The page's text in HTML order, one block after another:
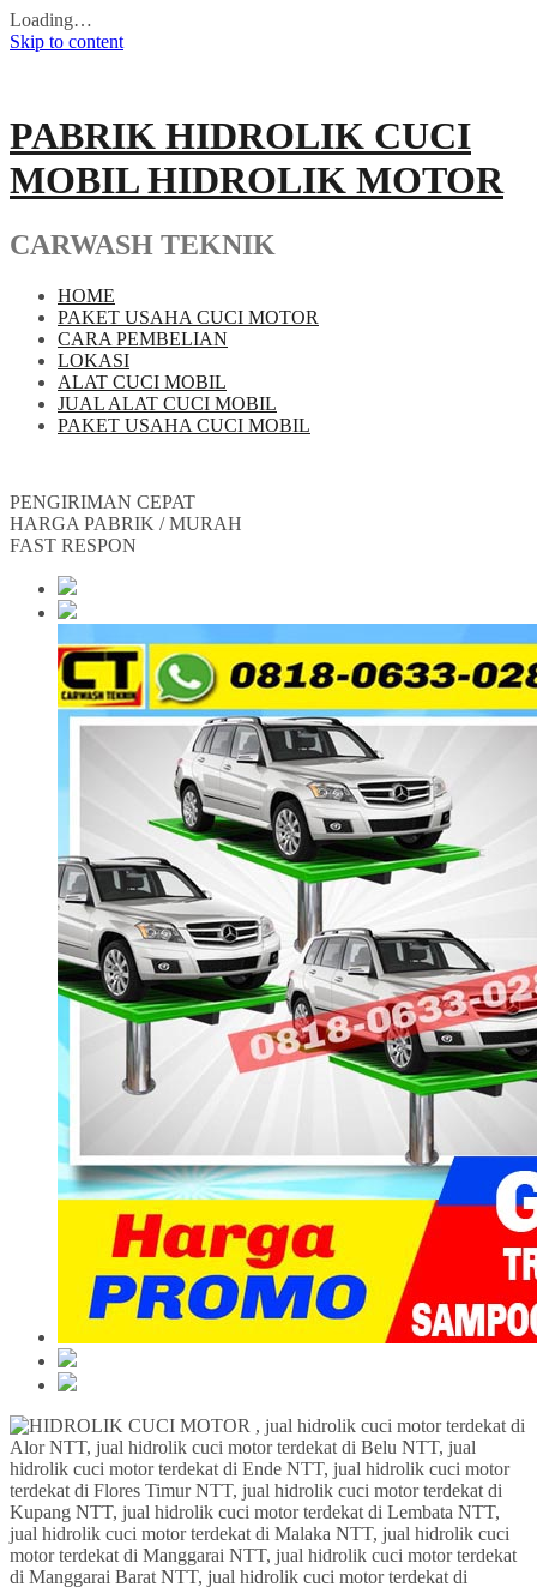
Loading…
Skip to content
PABRIK HIDROLIK CUCI
MOBIL HIDROLIK MOTOR
CARWASH TEKNIK
HOME
PAKET USAHA CUCI MOTOR
CARA PEMBELIAN
LOKASI
ALAT CUCI MOBIL
JUAL ALAT CUCI MOBIL
PAKET USAHA CUCI MOBIL
PENGIRIMAN CEPAT
HARGA PABRIK / MURAH
FAST RESPON